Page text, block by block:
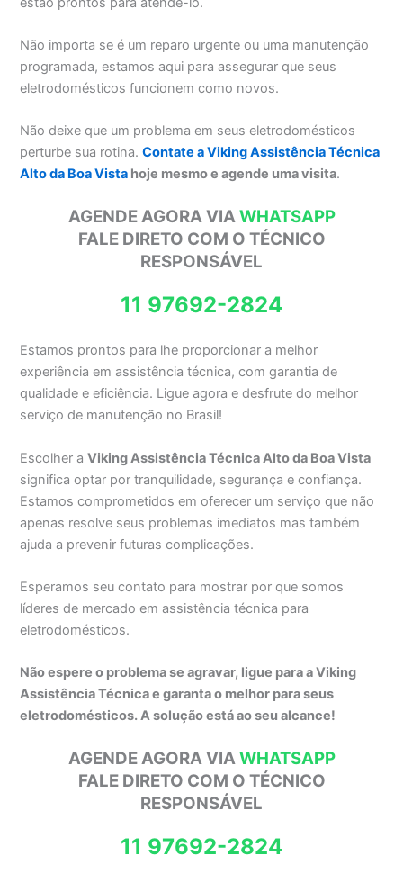
Não importa se é um reparo urgente ou uma manutenção
programada, estamos aqui para assegurar que seus
eletrodomésticos funcionem como novos.
Não deixe que um problema em seus eletrodomésticos
perturbe sua rotina.Contate a Viking Assistência Técnica
Alto da Boa Vista hoje mesmo e agende uma visita.
AGENDE AGORA VIAWHATSAPP
FALE DIRETO COM O TÉCNICO
RESPONSÁVEL
11 97692-2824
Estamos prontos para lhe proporcionar a melhor
experiência em assistência técnica, com garantia de
qualidade e eficiência. Ligue agora e desfrute do melhor
serviço de manutenção no Brasil!
Escolher aViking Assistência Técnica Alto da Boa Vista
significa optar por tranquilidade, segurança e confiança.
Estamos comprometidos em oferecer um serviço que não
apenas resolve seus problemas imediatos mas também
ajuda a prevenir futuras complicações.
Esperamos seu contato para mostrar por que somos
líderes de mercado em assistência técnica para
eletrodomésticos.
Não espere o problema se agravar, ligue para a Viking
Assistência Técnica e garanta o melhor para seus
eletrodomésticos. A solução está ao seu alcance!
AGENDE AGORA VIAWHATSAPP
FALE DIRETO COM O TÉCNICO
RESPONSÁVEL
11 97692-2824